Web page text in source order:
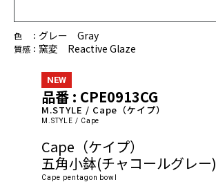
色 ： グレー Gray
質感： 窯変 Reactive Glaze
NEW
品番 : CPE0913CG
M.STYLE / Cape（ケイプ）
M.STYLE / Cape
Cape（ケイプ）
五角小鉢(チャコールグレー)
Cape pentagon bowl